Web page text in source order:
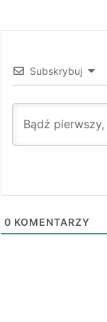
Subskrybuj
0 KOMENTARZY